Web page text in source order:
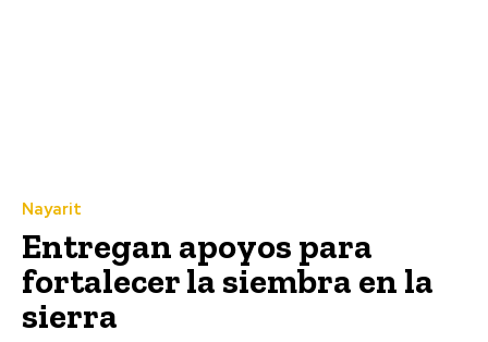
Nayarit
Entregan apoyos para
fortalecer la siembra en la
sierra